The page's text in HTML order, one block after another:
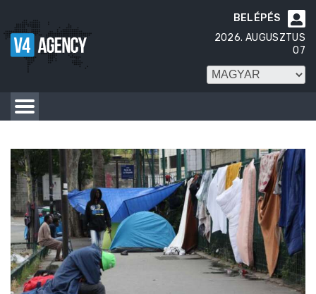

BELÉPÉS
2026. AUGUSZTUS
07